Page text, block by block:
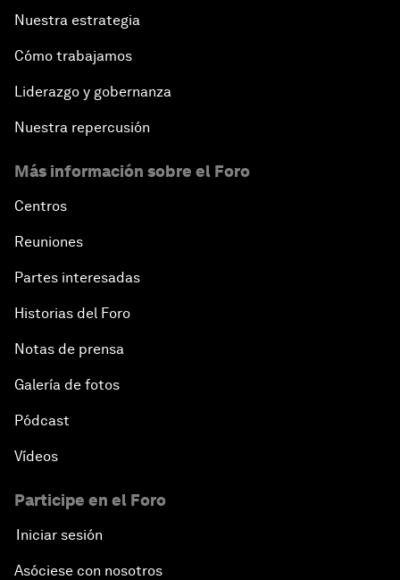
Nuestra estrategia
Cómo trabajamos
Liderazgo y gobernanza
Nuestra repercusión
Más información sobre el Foro
Centros
Reuniones
Partes interesadas
Historias del Foro
Notas de prensa
Galería de fotos
Pódcast
Vídeos
Participe en el Foro
Iniciar sesión
Asóciese con nosotros